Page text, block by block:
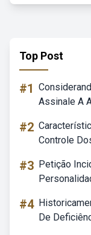
Top Post
#1
Assinale A
#2
Controle
#3 Petição
#4
De